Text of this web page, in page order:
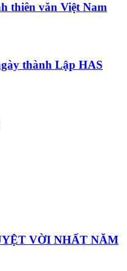
thiên văn Việt Nam
thành Lập HAS
VỜI NHẤT NĂM